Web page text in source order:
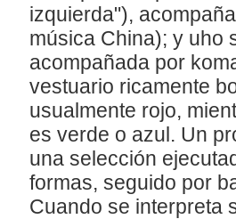
izquierda"),
música China); y uho
acompañada por
vestuario ricamente
usualmente rojo,
es verde o azul. Un
una selección
formas, seguido por
Cuando se interpreta